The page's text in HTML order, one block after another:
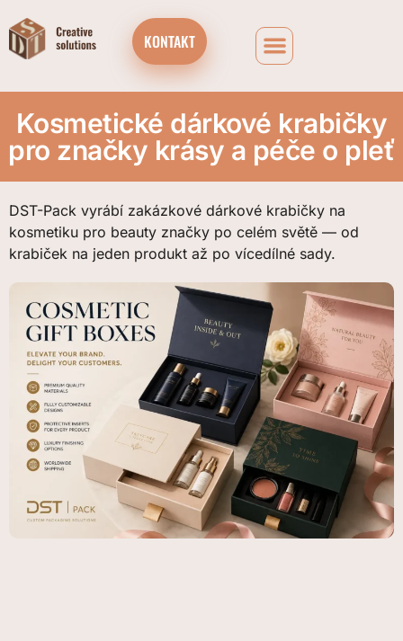
KONTAKT
Kosmetické dárkové krabičky
pro značky krásy a péče o pleť
DST-Pack vyrábí zakázkové dárkové krabičky na
kosmetiku pro beauty značky po celém světě — od
krabiček na jeden produkt až po vícedílné sady.